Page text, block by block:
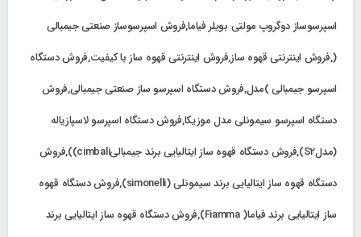
اسپرسوساز دوگروپ مولتی بویلر فیاما,فروش اسپرسوساز صنعتی جیمبالی
(,فروش اینترنتی قهوه ساز,فروش اینترنتی قهوه ساز با کیفیت,فروش دستگاه
اسپرسو جیمبالی )مدل,فروش دستگاه اسپرسو ساز صنعتی جیمبالی,فروش
دستگاه اسپرسو سیمونلی مدل موزیکا,فروش دستگاه اسپرسو لاسپازیاله
(مدلS2),فروش دستگاه قهوه ساز ایتالیایی برند جیمبالیcimbali)),فروش
دستگاه قهوه ساز ایتالیایی برند سیمونلی (simonelli),فروش دستگاه قهوه
ساز ایتالیایی برند فیاما( Fiamma),فروش دستگاه قهوه ساز ایتالیایی برند